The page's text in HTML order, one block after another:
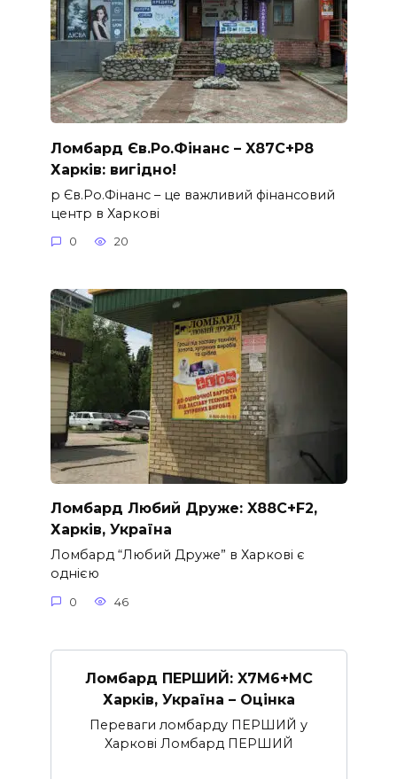
Ломбард Єв.Ро.Фінанс – X87C+P8
Харків: вигідно!
p Єв.Ро.Фінанс – це важливий фінансовий
центр в Харкові
0 20
Ломбард Любий Друже: X88C+F2,
Харків, Україна
Ломбард “Любий Друже” в Харкові є
однією
0 46
Ломбард ПЕРШИЙ: X7M6+MC
Харків, Україна – Оцінка
Переваги ломбарду ПЕРШИЙ у
Харкові Ломбард ПЕРШИЙ